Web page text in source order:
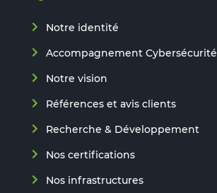
Notre identité
Accompagnement Cybersécurité
Notre vision
Références et avis clients
Recherche & Développement
Nos certifications
Nos infrastructures